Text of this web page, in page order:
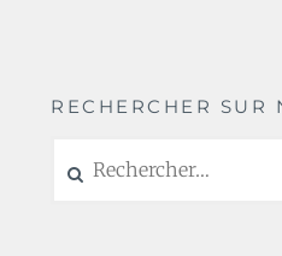
RECHERCHER SUR